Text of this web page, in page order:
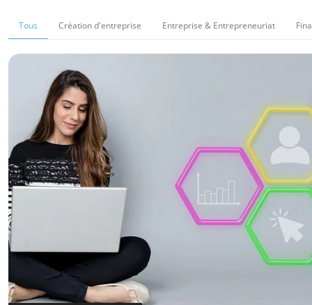
Tous Création d'entreprise Entreprise & Entrepreneuriat